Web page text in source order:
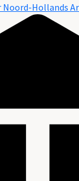
Noord-Hollands